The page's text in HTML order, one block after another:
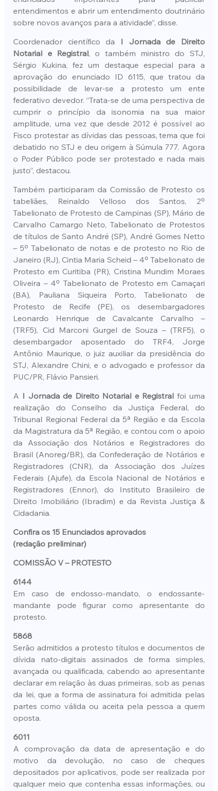
entendimentos e abrir um entendimento doutrinário
sobre novos avanços para a atividade”, disse.
Coordenador científico da I Jornada de Direito
Notarial e Registral, o também ministro do STJ,
Sérgio Kukina, fez um destaque especial para a
aprovação do enunciado ID 6115, que tratou da
possibilidade de levar-se a protesto um ente
federativo devedor. “Trata-se de uma perspectiva de
cumprir o princípio da isonomia na sua maior
amplitude, uma vez que desde 2012 é possível ao
Fisco protestar as dívidas das pessoas, tema que foi
debatido no STJ e deu origem à Súmula 777. Agora
o Poder Público pode ser protestado e nada mais
justo”, destacou.
Também participaram da Comissão de Protesto os
tabeliães, Reinaldo Velloso dos Santos, 2º
Tabelionato de Protesto de Campinas (SP), Mário de
Carvalho Camargo Neto, Tabelionato de Protestos
de títulos de Santo André (SP), André Gomes Netto
– 5º Tabelionato de notas e de protesto no Rio de
Janeiro (RJ), Cintia Maria Scheid – 4º Tabelionato de
Protesto em Curitiba (PR), Cristina Mundim Moraes
Oliveira – 4º Tabelionato de Protesto em Camaçari
(BA), Pauliana Siqueira Porto, Tabelionato de
Protesto de Recife (PE), os desembargadores
Leonardo Henrique de Cavalcante Carvalho –
(TRF5), Cid Marconi Gurgel de Souza – (TRF5), o
desembargador aposentado do TRF4, Jorge
Antônio Maurique, o juiz auxiliar da presidência do
STJ, Alexandre Chini, e o advogado e professor da
PUC/PR, Flávio Pansieri.
A I Jornada de Direito Notarial e Registral foi uma
realização do Conselho da Justiça Federal, do
Tribunal Regional Federal da 5ª Região e da Escola
da Magistratura da 5ª Região, e contou com o apoio
da Associação dos Notários e Registradores do
Brasil (Anoreg/BR), da Confederação de Notários e
Registradores (CNR), da Associação dos Juízes
Federais (Ajufe), da Escola Nacional de Notários e
Registradores (Ennor), do Instituto Brasileiro de
Direito Imobiliário (Ibradim) e da Revista Justiça &
Cidadania.
Confira os 15 Enunciados aprovados
(redação preliminar)
COMISSÃO V – PROTESTO
6144
Em caso de endosso-mandato, o endossante-
mandante pode figurar como apresentante do
protesto.
5868
Serão admitidos a protesto títulos e documentos de
dívida nato-digitais assinados de forma simples,
avançada ou qualificada, cabendo ao apresentante
declarar em relação às duas primeiras, sob as penas
da lei, que a forma de assinatura foi admitida pelas
partes como válida ou aceita pela pessoa a quem
oposta.
6011
A comprovação da data de apresentação e do
motivo da devolução, no caso de cheques
depositados por aplicativos, pode ser realizada por
qualquer meio que contenha essas informações, ou